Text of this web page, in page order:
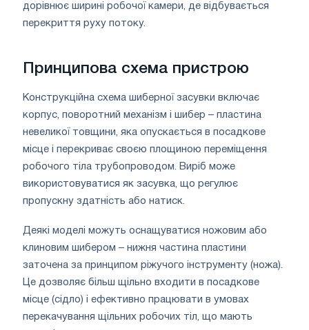
дорівнює ширині робочої камери, де відбувається
перекриття руху потоку.
Принципова схема пристрою
Конструкційна схема шиберної засувки включає
корпус, поворотний механізм і шибер – пластина
невеликої товщини, яка опускається в посадкове
місце і перекриває своєю площиною переміщення
робочого тіла трубопроводом. Виріб може
використовуватися як засувка, що регулює
пропускну здатність або натиск.
Деякі моделі можуть оснащуватися ножовим або
клиновим шибером – нижня частина пластини
заточена за принципом ріжучого інструменту (ножа).
Це дозволяє більш щільно входити в посадкове
місце (сідло) і ефективно працювати в умовах
перекачування щільних робочих тіл, що мають